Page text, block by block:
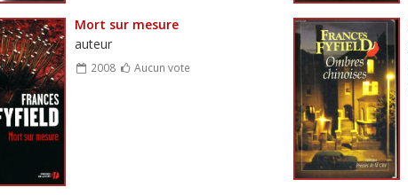
Mort sur mesure
auteur
2008 Aucun vote